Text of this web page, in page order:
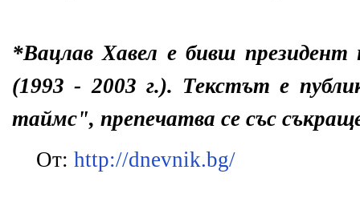
*Вацлав Хавел е бивш
(1993 - 2003 г.). Текстът е
таймс", препечатва се със
От: http://dnevnik.bg/